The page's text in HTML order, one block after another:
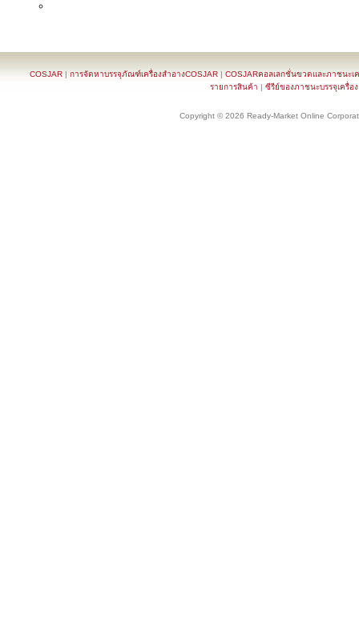
COSJAR | การจัดหาบรรจุภัณฑ์เครื่องสำอางCOSJAR | COSJARคอลเลกชั่นขวดและภาชนะเ
รายการสินค้า | ซีรีย์ของภาชนะบรรจุเครื่อ
Copyright © 2026 Ready-Market Online